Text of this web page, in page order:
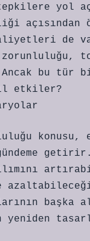
yol
açısından
de
bu tür
etkiler?